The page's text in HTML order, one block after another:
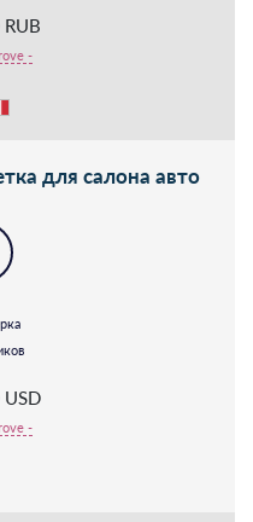
-
для салона авто
-